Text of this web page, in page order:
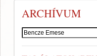
ARCHÍVUM
Szerző: